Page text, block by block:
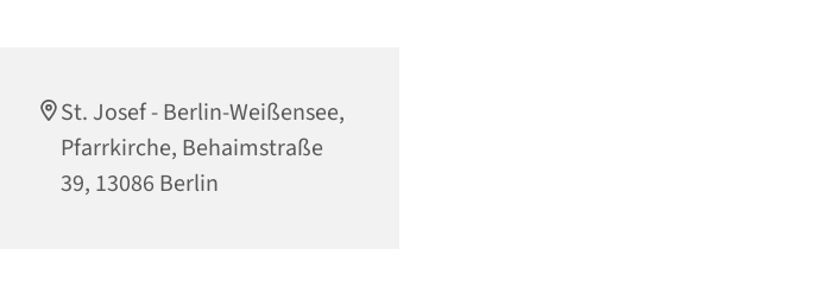
St. Josef - Berlin-Weißensee,
Pfarrkirche, Behaimstraße
39, 13086 Berlin